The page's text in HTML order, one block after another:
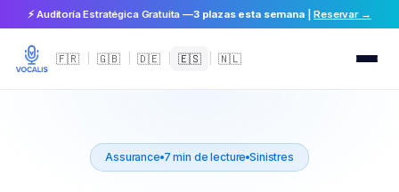
⚡ Auditoría Estratégica Gratuita —3 plazas esta semana|Reservar →
🇫🇷 🇬🇧 🇩🇪 🇪🇸 🇳🇱
Assurance 7 min de lecture Sinistres